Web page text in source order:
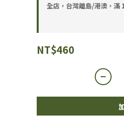
全店，台灣離島/港澳，滿
NT$460